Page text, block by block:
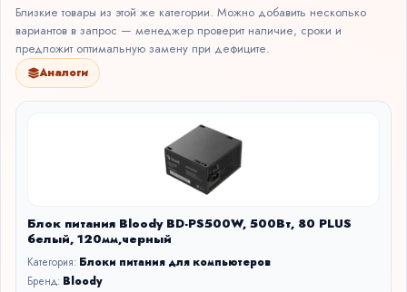
Близкие товары из этой же категории. Можно добавить несколько
вариантов в запрос — менеджер проверит наличие, сроки и
предложит оптимальную замену при дефиците.
Аналоги
Блок питания Bloody BD-PS500W, 500Вт, 80 PLUS
белый, 120мм,черный
Категория: Блоки питания для компьютеров
Бренд: Bloody